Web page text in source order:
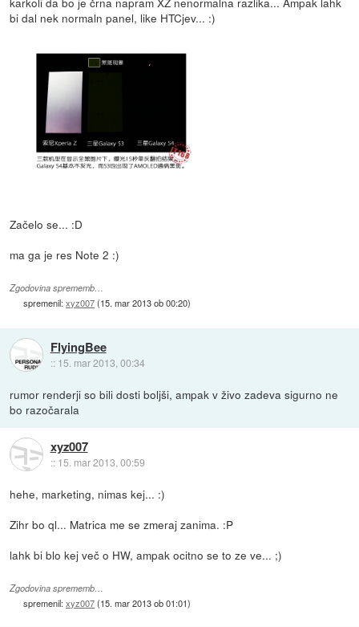
bi dal nek normaln panel, like HTCjev... :)
Začelo se... :D
ma ga je res Note 2 :)
Zgodovina sprememb…
spremenil:xyz007(15. mar 2013 ob 00:20)
FlyingBee
:: 15. mar 2013, 00:34
rumor renderji so bili dosti boljši, ampak v živo zadeva sigurno ne
bo razočarala
xyz007
:: 15. mar 2013, 00:59
hehe, marketing, nimas kej... :)
Zihr bo ql... Matrica me se zmeraj zanima. :P
lahk bi blo kej več o HW, ampak ocitno se to ze ve... ;)
Zgodovina sprememb…
spremenil:xyz007(15. mar 2013 ob 01:01)